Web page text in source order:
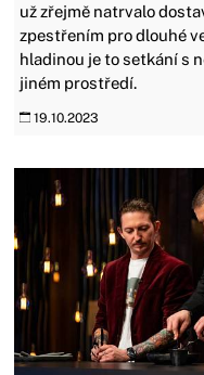
už zřejmě natrvalo
zpestřením pro dlouhé
hladinou je to setkání s
jiném prostředí.
19.10.2023